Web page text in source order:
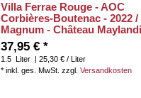
Villa Ferrae Rouge - AOC
Corbières-Boutenac - 2022 /
Magnum - Château
37,95 € *
1.5 Liter
| 25,30 € / Liter
*inkl. ges. MwSt. zzgl.Versandkosten